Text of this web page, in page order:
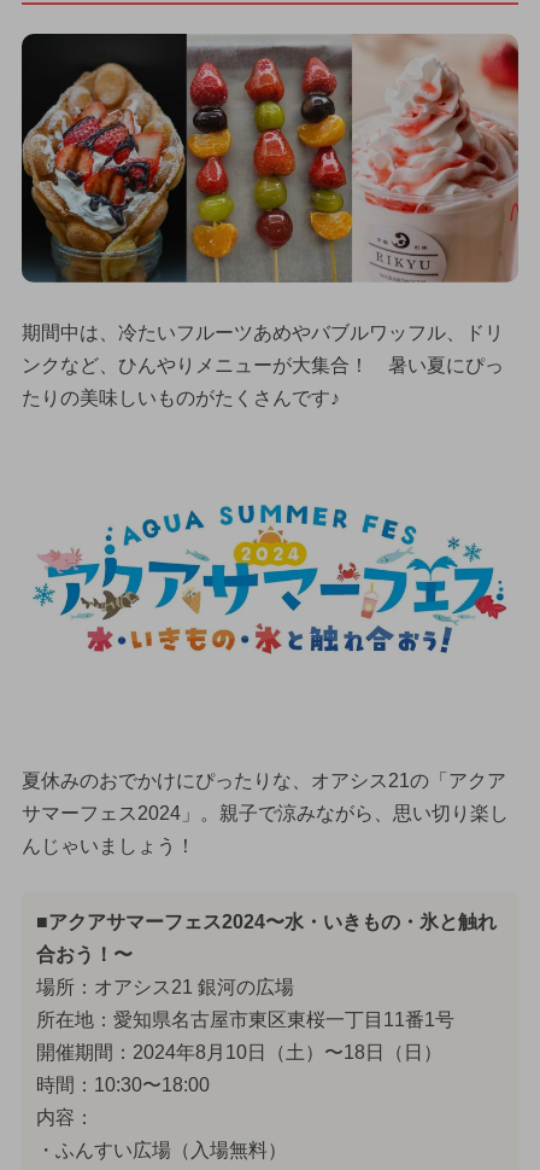
期間中は、冷たいフルーツあめやバブルワッフル、ドリ
ンクなど、ひんやりメニューが大集合！ 暑い夏にぴっ
たりの美味しいものがたくさんです♪
夏休みのおでかけにぴったりな、オアシス21の「アクア
サマーフェス2024」。親子で涼みながら、思い切り楽し
んじゃいましょう！
■アクアサマーフェス2024〜水・いきもの・氷と触れ
合おう！〜
場所：オアシス21 銀河の広場
所在地：愛知県名古屋市東区東桜一丁目11番1号
開催期間：2024年8月10日（土）〜18日（日）
時間：10:30〜18:00
内容：
・ふんすい広場（入場無料）